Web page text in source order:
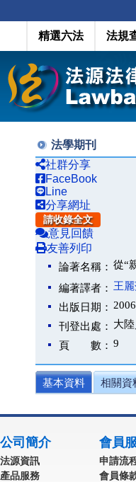
精選六法 法規
法學期刊
社群分享
FaceBook
Line
分享網址
請收錄全文
意見回饋
友善列印
論著名稱： 從“
編著譯者： 王
出版日期：
刊登出處： 大陸
頁 數： 9
基本資料 相關資
公司簡介
法源資訊
產品服務
會員
申請流
會員條